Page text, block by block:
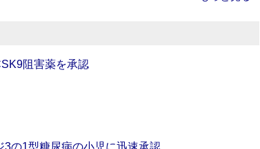
阻害薬を承認
の1型糖尿病の小児に迅速承認